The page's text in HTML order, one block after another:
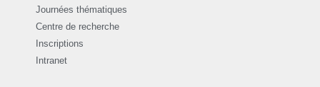
Journées thématiques
Centre de recherche
Inscriptions
Intranet